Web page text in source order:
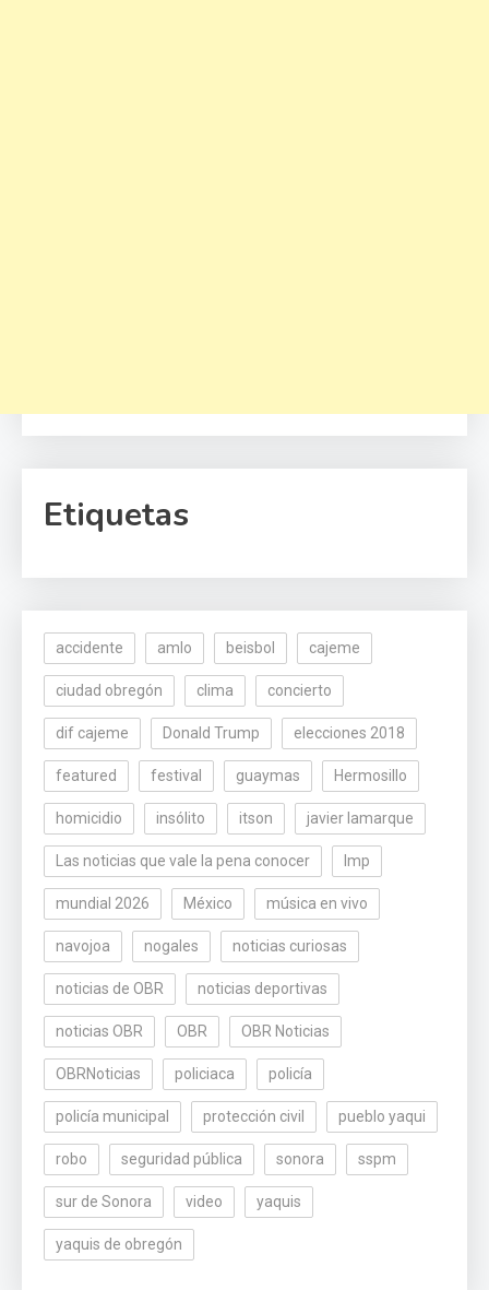
Etiquetas
accidente amlo beisbol cajeme
ciudad obregón clima concierto
dif cajeme Donald Trump elecciones 2018
featured festival guaymas Hermosillo
homicidio insólito itson javier lamarque
Las noticias que vale la pena conocer lmp
mundial 2026 México música en vivo
navojoa nogales noticias curiosas
noticias de OBR noticias deportivas
noticias OBR OBR OBR Noticias
OBRNoticias policiaca policía
policía municipal protección civil pueblo yaqui
robo seguridad pública sonora sspm
sur de Sonora video yaquis
yaquis de obregón